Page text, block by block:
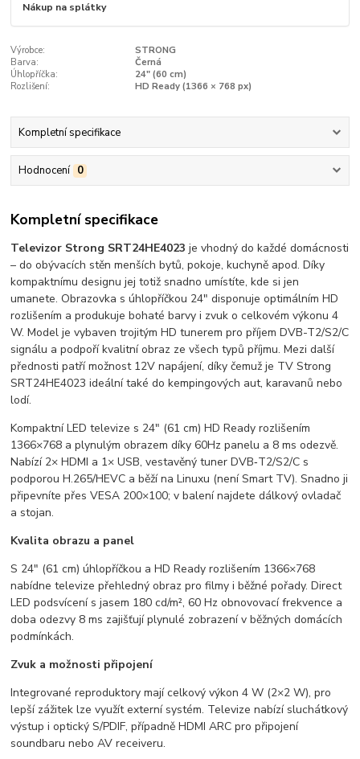
Nákup na splátky
Výrobce:
STRONG
Barva:
Černá
Úhlopříčka:
24" (60 cm)
Rozlišení:
HD Ready (1366 × 768 px)
Kompletní specifikace
Hodnocení 0
Kompletní specifikace
Televizor Strong SRT24HE4023 je vhodný do každé domácnosti
– do obývacích stěn menších bytů, pokoje, kuchyně apod. Díky
kompaktnímu designu jej totiž snadno umístíte, kde si jen
umanete. Obrazovka s úhlopříčkou 24" disponuje optimálním HD
rozlišením a produkuje bohaté barvy i zvuk o celkovém výkonu 4
W. Model je vybaven trojitým HD tunerem pro příjem DVB-T2/S2/C
signálu a podpoří kvalitní obraz ze všech typů příjmu. Mezi další
přednosti patří možnost 12V napájení, díky čemuž je TV Strong
SRT24HE4023 ideální také do kempingových aut, karavanů nebo
lodí.
Kompaktní LED televize s 24" (61 cm) HD Ready rozlišením
1366×768 a plynulým obrazem díky 60Hz panelu a 8 ms odezvě.
Nabízí 2× HDMI a 1× USB, vestavěný tuner DVB‑T2/S2/C s
podporou H.265/HEVC a běží na Linuxu (není Smart TV). Snadno ji
připevníte přes VESA 200×100; v balení najdete dálkový ovladač
a stojan.
Kvalita obrazu a panel
S 24" (61 cm) úhlopříčkou a HD Ready rozlišením 1366×768
nabídne televize přehledný obraz pro filmy i běžné pořady. Direct
LED podsvícení s jasem 180 cd/m², 60 Hz obnovovací frekvence a
doba odezvy 8 ms zajišťují plynulé zobrazení v běžných domácích
podmínkách.
Zvuk a možnosti připojení
Integrované reproduktory mají celkový výkon 4 W (2×2 W), pro
lepší zážitek lze využít externí systém. Televize nabízí sluchátkový
výstup i optický S/PDIF, případně HDMI ARC pro připojení
soundbaru nebo AV receiveru.